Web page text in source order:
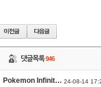
댓글목록946
Pokemon Infinit… 24-08-14